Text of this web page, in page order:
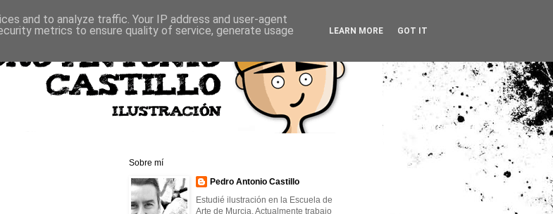
Sobre mí
Pedro Antonio Castillo
Estudié ilustración en la Escuela de
Arte de Murcia. Actualmente trabajo
and to analyze traffic. Your IP address and user-agent
metrics to ensure quality of service, generate usage
LEARN MORE GOT IT